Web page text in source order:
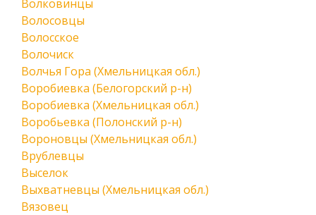
Волковинцы
Волосовцы
Волосское
Волочиск
Волчья Гора (Хмельницкая обл.)
Воробиевка (Белогорский р-н)
Воробиевка (Хмельницкая обл.)
Воробьевка (Полонский р-н)
Вороновцы (Хмельницкая обл.)
Врублевцы
Выселок
Выхватневцы (Хмельницкая обл.)
Вязовец